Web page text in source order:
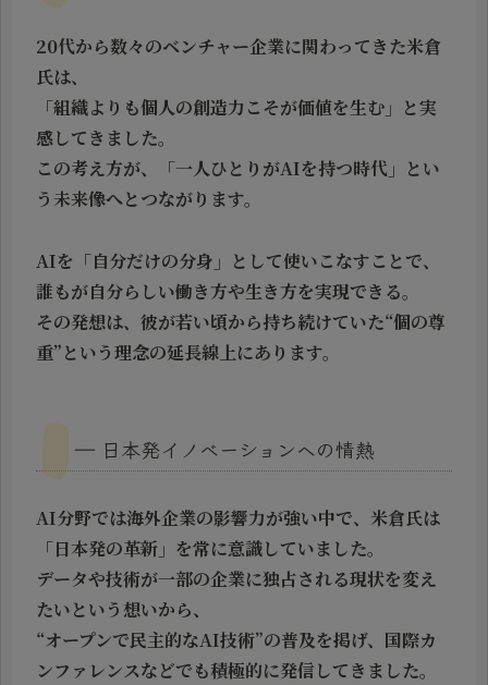
20代から数々のベンチャー企業に関わってきた米倉
氏は、
「組織よりも個人の創造力こそが価値を生む」と実
感してきました。
この考え方が、「一人ひとりがAIを持つ時代」とい
う未来像へとつながります。
AIを「自分だけの分身」として使いこなすことで、
誰もが自分らしい働き方や生き方を実現できる。
その発想は、彼が若い頃から持ち続けていた“個の尊
重”という理念の延長線上にあります。
― 日本発イノベーションへの情熱
AI分野では海外企業の影響力が強い中で、米倉氏は
「日本発の革新」を常に意識していました。
データや技術が一部の企業に独占される現状を変え
たいという想いから、
“オープンで民主的なAI技術”の普及を掲げ、国際カ
ンファレンスなどでも積極的に発信してきました。